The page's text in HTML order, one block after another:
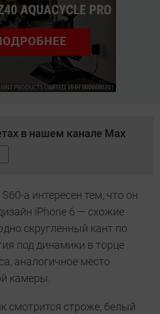
в нашем канале Max
a интересен тем, что он
iPhone 6 — схожие
скругленный кант по
под динамики в торце
аналогичное место
камеры.
смотрится строже, белый